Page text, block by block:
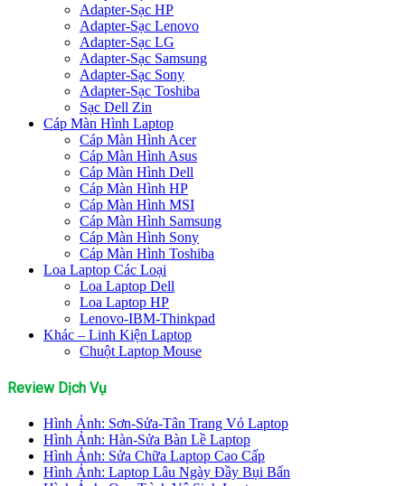
Adapter-Sạc HP
Adapter-Sạc Lenovo
Adapter-Sạc LG
Adapter-Sạc Samsung
Adapter-Sạc Sony
Adapter-Sạc Toshiba
Sạc Dell Zin
Cáp Màn Hình Laptop
Cáp Màn Hình Acer
Cáp Màn Hình Asus
Cáp Màn Hình Dell
Cáp Màn Hình HP
Cáp Màn Hình MSI
Cáp Màn Hình Samsung
Cáp Màn Hình Sony
Cáp Màn Hình Toshiba
Loa Laptop Các Loại
Loa Laptop Dell
Loa Laptop HP
Lenovo-IBM-Thinkpad
Khác – Linh Kiện Laptop
Chuột Laptop Mouse
Review Dịch Vụ
Hình Ảnh: Sơn-Sửa-Tân Trang Vỏ Laptop
Hình Ảnh: Hàn-Sửa Bàn Lề Laptop
Hình Ảnh: Sửa Chữa Laptop Cao Cấp
Hình Ảnh: Laptop Lâu Ngày Đầy Bụi Bẩn